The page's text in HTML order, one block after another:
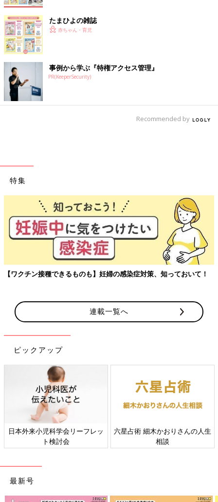
たまひよの雑誌
赤ちゃん・育児
事例から学ぶ『特権アクセス管理』
PR(KeeperSecurity)
Recommended by
特集
【ワクチン接種できるものも】妊婦の感染症対策、知っておいて！
連載一覧へ
ピックアップ
日本外来小児科学会リーフレッ
ト検討会
六星占術 細木かおりさんの人生
相談
最新号